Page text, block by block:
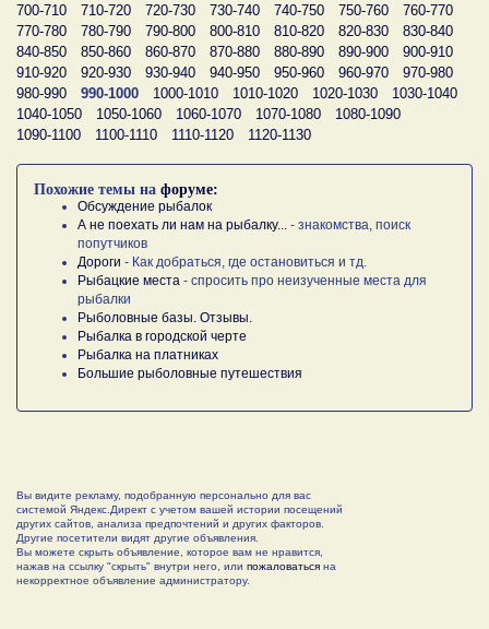
700-710
710-720 720-730 730-740 740-750 750-760
760-770
770-780
780-790 790-800 800-810 810-820 820-830
830-840
840-850
850-860 860-870 870-880 880-890 890-900
900-910
910-920
920-930 930-940 940-950 950-960 960-970
970-980
980-990
990-1000 1000-1010 1010-1020 1020-1030
1030-1040
1040-1050
1050-1060 1060-1070 1070-1080
1080-1090
1090-1100
1100-1110 1110-1120 1120-1130
Похожие темы на форуме:
Обсуждение рыбалок
А не поехать ли нам на рыбалку...
- знакомства, поиск
попутчиков
Дороги - Как добраться, где остановиться и тд.
Рыбацкие места - спросить про неизученные места для
рыбалки
Рыболовные базы. Отзывы.
Рыбалка в городской черте
Рыбалка на платниках
Большие рыболовные путешествия
Вы видите рекламу, подобранную персонально для вас
системой Яндекс.Директ с учетом вашей истории посещений
других сайтов, анализа предпочтений и других факторов.
Другие посетители видят другие объявления.
Вы можете скрыть объявление, которое вам не нравится,
нажав на ссылку "скрыть" внутри него, или пожаловаться на
некорректное объявление администратору.